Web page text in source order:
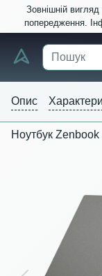
Зовнішній
попередження.
Опис
Ноутбук